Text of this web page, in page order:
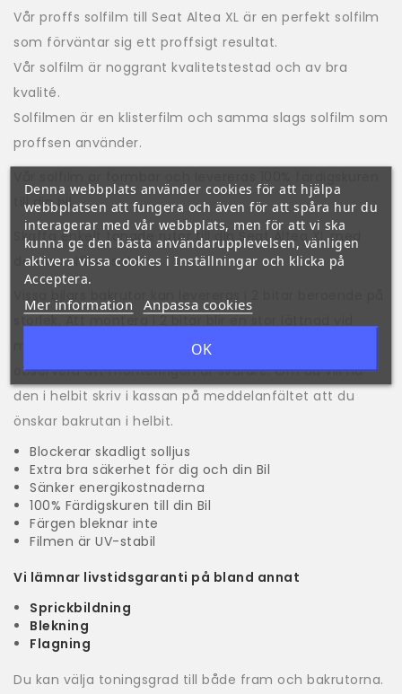
Vår proffs solfilm till Seat Altea XL är en perfekt solfilm
som förväntar sig ett proffsigt resultat.
Vår solfilm är noggrant kvalitetstestad och av bra
kvalité.
Solfilmen är en klisterfilm och samma slags solfilm som
proffsen använder.
till din bil.
Skaffa enkelt tonade rutor till din Seat Altea XL med
denna solfilmssats!
storlek. Att montera i 2 bitar blir en stor lättnad vid
montering. Vi kan även leverera bakrutan i en hel bit,
observera att monteringen är svårare. Om du vill ha
den i helbit skriv i kassan på meddelanfältet att du
önskar bakrutan i helbit.
Blockerar skadligt solljus
Extra bra säkerhet för dig och din Bil
Sänker energikostnaderna
100% Färdigskuren till din Bil
Färgen bleknar inte
Filmen är UV-stabil
Vi lämnar livstidsgaranti på bland annat
Sprickbildning
Blekning
Flagning
Du kan välja toningsgrad till både fram och bakrutorna.
Denna webbplats använder cookies för att hjälpa
webbplatsen att fungera och även för att spåra hur du
interagerar med vår webbplats, men för att vi ska
kunna ge den bästa användarupplevelsen, vänligen
aktivera vissa cookies i Inställningar och klicka på
Acceptera.
Mer information Anpassa cookies
OK